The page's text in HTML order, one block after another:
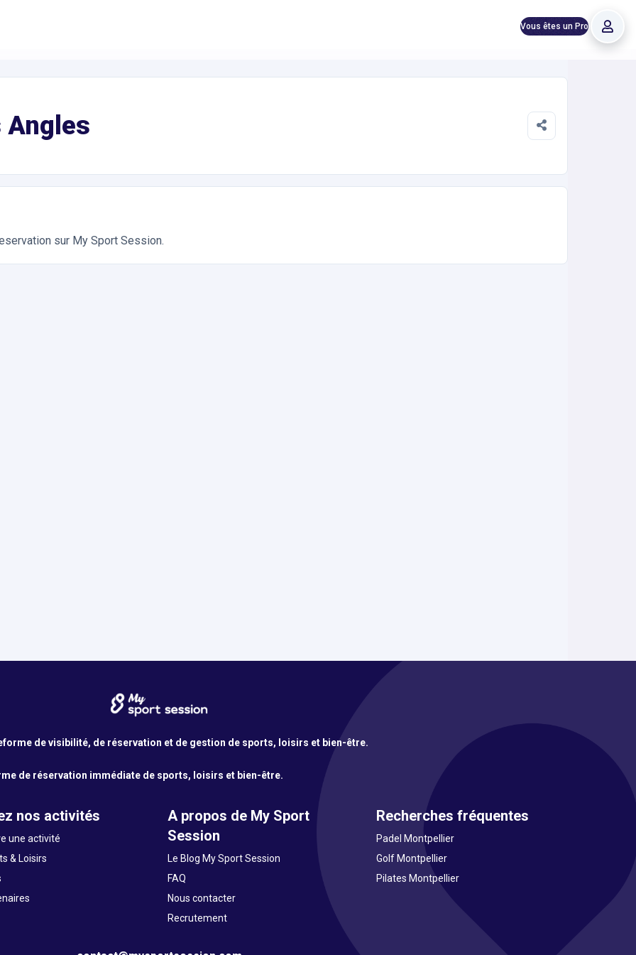
Vous êtes un Pro
Angles
sur My Sport Session.
de visibilité, de réservation et de gestion de sports, loisirs et bien-être.
de réservation immédiate de sports, loisirs et bien-être.
nos activités
une activité
& Loisirs
A propos de My Sport
Session
Le Blog My Sport Session
FAQ
Nous contacter
Recrutement
Recherches fréquentes
Padel Montpellier
Golf Montpellier
Pilates Montpellier